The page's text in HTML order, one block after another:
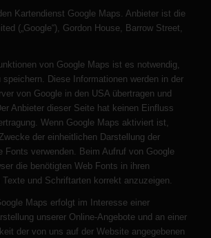
Kartendienst Google Maps. Anbieter ist die
(„Google“), Gordon House, Barrow Street,
von Google Maps ist es notwendig,
speichern. Diese Informationen werden in der
von Google in den USA übertragen und
Anbieter dieser Seite hat keinen Einfluss
Wenn Google Maps aktiviert ist,
der einheitlichen Darstellung der
Fonts verwenden. Beim Aufruf von Google
die benötigten Web Fonts in ihren
und Schriftarten korrekt anzuzeigen.
Maps erfolgt im Interesse einer
unserer Online-Angebote und an einer
der von uns auf der Website angegebenen